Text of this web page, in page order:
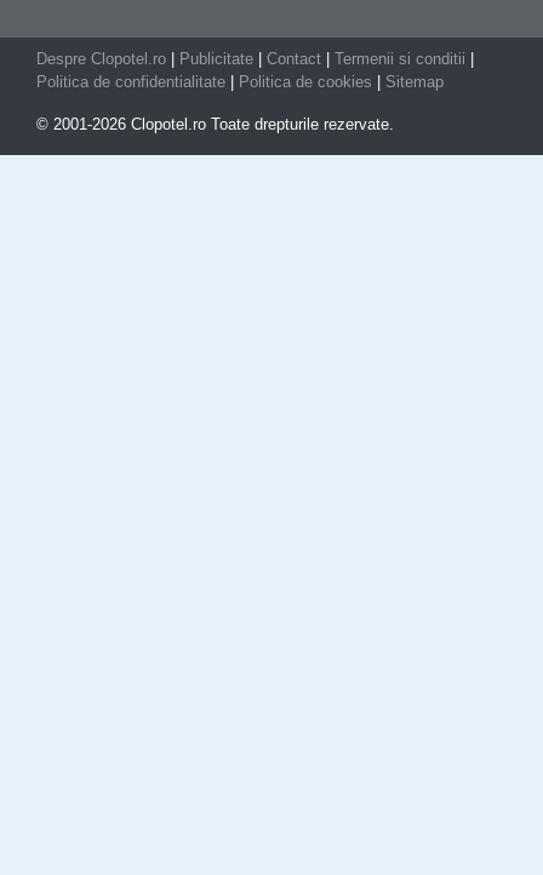
Despre Clopotel.ro Publicitate Contact Termenii si conditii
Politica de confidentialitate
Politica de cookies Sitemap
© 2001-2026 Clopotel.ro Toate drepturile rezervate.